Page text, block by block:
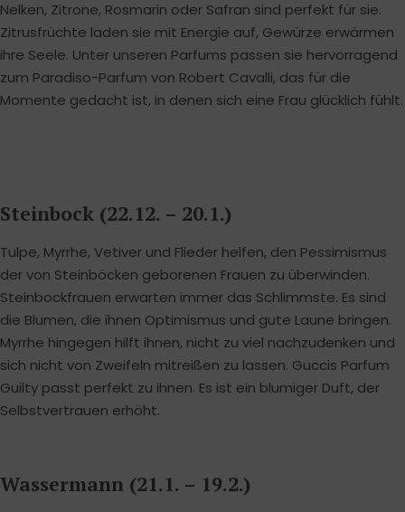
Nelken, Zitrone, Rosmarin oder Safran sind perfekt für sie.
Zitrusfrüchte laden sie mit Energie auf, Gewürze erwärmen
ihre Seele. Unter unseren Parfums passen sie hervorragend
zum Paradiso-Parfum von Robert Cavalli, das für die
Momente gedacht ist, in denen sich eine Frau glücklich fühlt.
Steinbock (22.12. – 20.1.)
Tulpe, Myrrhe, Vetiver und Flieder helfen, den Pessimismus
der von Steinböcken geborenen Frauen zu überwinden.
Steinbockfrauen erwarten immer das Schlimmste. Es sind
die Blumen, die ihnen Optimismus und gute Laune bringen.
Myrrhe hingegen hilft ihnen, nicht zu viel nachzudenken und
sich nicht von Zweifeln mitreißen zu lassen. Guccis Parfum
Guilty passt perfekt zu ihnen. Es ist ein blumiger Duft, der
Selbstvertrauen erhöht.
Wassermann (21.1. – 19.2.)